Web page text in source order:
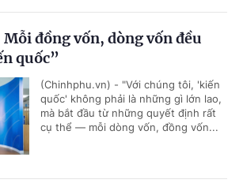
Mỗi đồng vốn, dòng vốn đều
quốc”
(Chinhphu.vn) - "Với chúng tôi, 'kiến
quốc' không phải là những gì lớn lao,
mà bắt đầu từ những quyết định rất
cụ thể — mỗi dòng vốn, đồng vốn...